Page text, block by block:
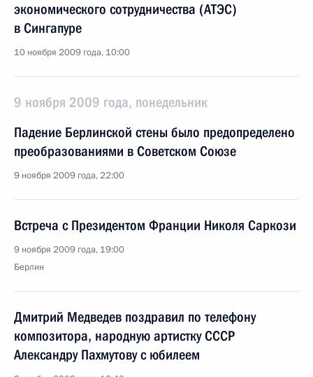
экономического сотрудничества (АТЭС)
в Сингапуре
10 ноября 2009 года, 10:00
9 ноября 2009 года, понедельник
Падение Берлинской стены было предопределено
преобразованиями в Советском Союзе
9 ноября 2009 года, 22:00
Встреча с Президентом Франции Николя Саркози
9 ноября 2009 года, 19:00
Берлин
Дмитрий Медведев поздравил по телефону
композитора, народную артистку СССР
Александру Пахмутову с юбилеем